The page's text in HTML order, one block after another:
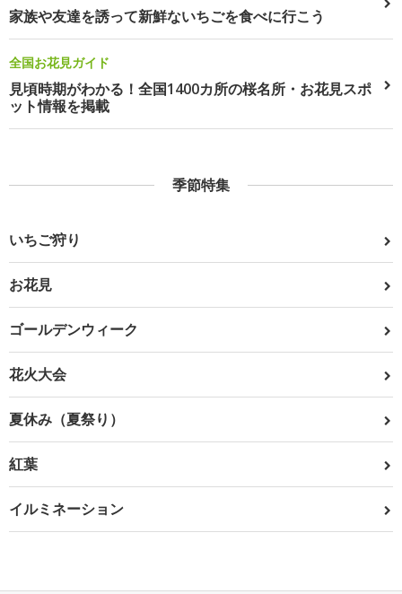
家族や友達を誘って新鮮ないちごを食べに行こう
全国お花見ガイド
見頃時期がわかる！全国1400カ所の桜名所・お花見スポ
ット情報を掲載
季節特集
いちご狩り
お花見
ゴールデンウィーク
花火大会
夏休み（夏祭り）
紅葉
イルミネーション